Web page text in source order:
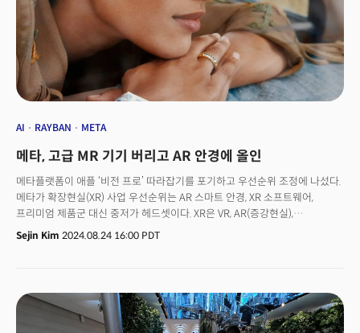
AI RAYBAN META
메타, 고급 MR 기기 버리고 AR 안경에 올인
메타플랫폼이 애플 ‘비전 프로’ 따라잡기를 포기하고 우선순위 조정에 나섰다.
메타가 확장현실(XR) 사업 우선순위는 AR 스마트 안경, XR 소프트웨어,
프리미엄 제품군 대신 중저가 헤드셋이다. XR은 VR, AR(증강현실),
MR(혼합현실), 공간컴퓨팅 등을 아우르는 개념이다.
Sejin Kim 2024.08.24 16:00 PDT